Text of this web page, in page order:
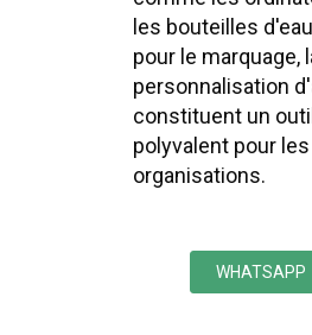
les bouteilles
pour le marquage,
personnalisation
constituent un
polyvalent pour
organisations.
WHATSAPP